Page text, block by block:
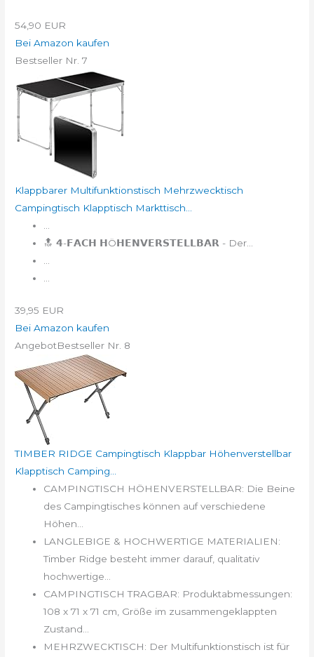
54,90 EUR
Bei Amazon kaufen
Bestseller Nr. 7
Klappbarer Multifunktionstisch Mehrzwecktisch
Campingtisch Klapptisch Markttisch...
...
🔝 𝟰-𝗙𝗔𝗖𝗛 𝗛Ö𝗛𝗘𝗡𝗩𝗘𝗥𝗦𝗧𝗘𝗟𝗟𝗕𝗔𝗥 - Der...
...
...
39,95 EUR
Bei Amazon kaufen
AngebotBestseller Nr. 8
TIMBER RIDGE Campingtisch Klappbar Höhenverstellbar
Klapptisch Camping...
CAMPINGTISCH HÖHENVERSTELLBAR: Die Beine
des Campingtisches können auf verschiedene
Höhen...
LANGLEBIGE & HOCHWERTIGE MATERIALIEN:
Timber Ridge besteht immer darauf, qualitativ
hochwertige...
CAMPINGTISCH TRAGBAR: Produktabmessungen:
108 x 71 x 71 cm, Größe im zusammengeklappten
Zustand...
MEHRZWECKTISCH: Der Multifunktionstisch ist für